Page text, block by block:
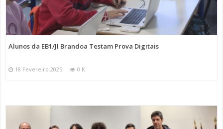
Alunos da EB1/JI Brandoa Testam Prova Digitais
18 Fevereiro 2025 0 K